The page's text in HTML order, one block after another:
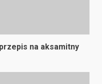
na aksamitny